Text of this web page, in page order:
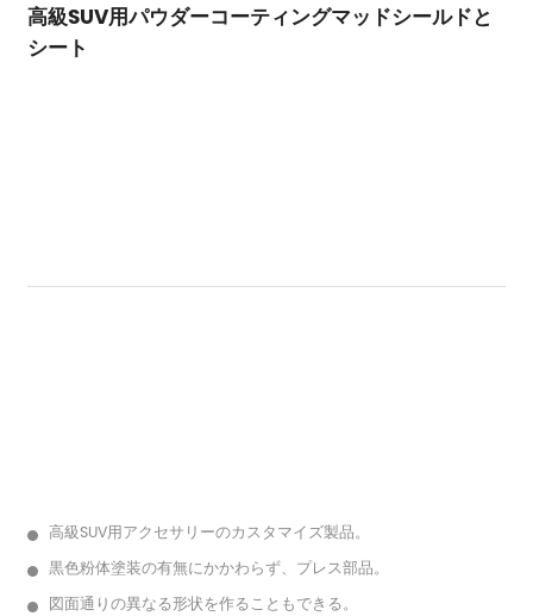
高級SUV用パウダーコーティングマッドシールドと
シート
高級SUV用アクセサリーのカスタマイズ製品。
黒色粉体塗装の有無にかかわらず、プレス部品。
図面通りの異なる形状を作ることもできる。